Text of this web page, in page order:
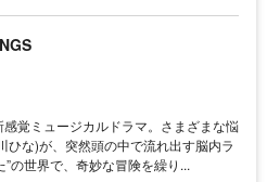
覚ミュージカルドラマ。さまざまな悩
ひな)が、突然頭の中で流れ出す脳内ラ
”の世界で、奇妙な冒険を繰り...